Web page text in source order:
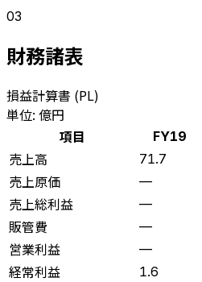
03
財務諸表
損益計算書 (PL)
単位: 億円
項目
FY19
売上高 71.7
売上原価 —
売上総利益 —
販管費 —
営業利益 —
経常利益 1.6